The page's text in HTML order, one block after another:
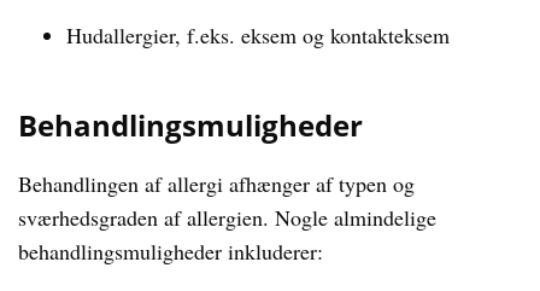
Hudallergier, f.eks. eksem og kontakteksem
Behandlingsmuligheder
Behandlingen af allergi afhænger af typen og
sværhedsgraden af allergien. Nogle almindelige
behandlingsmuligheder inkluderer: